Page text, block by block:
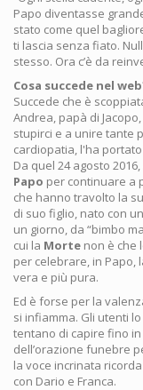
Papo diventasse
stato come quel
ti lascia senza fiato.
stesso. Ora c’è da
Cosa succede nel
Succede che è
Andrea, papà di
stupirci e a unire tante
cardiopatia, l'ha
Da quel 24 agosto 2016,
Papo per continuare a
che hanno travolto la
di suo figlio, nato con
un giorno, da “bimbo
cui la Morte non è che
per celebrare, in Papo,
vera e più pura.
Ed è forse per la
si infiamma. Gli utenti
tentano di capire fino in
dell’orazione funebre
la voce incrinata
con Dario e Franca.